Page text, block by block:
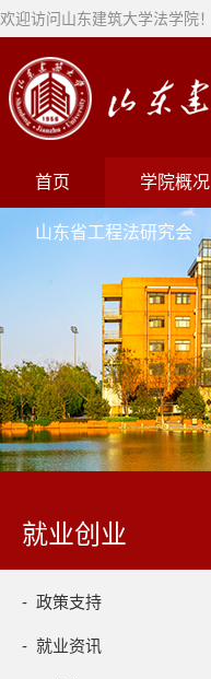
欢迎访问山东建筑大学法学院！
首页 学院概况
山东省工程法研究会
就业创业
- 政策支持
- 就业资讯